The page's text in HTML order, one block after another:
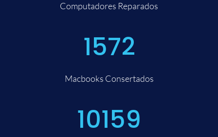
Computadores Reparados
1572
Macbooks Consertados
10159